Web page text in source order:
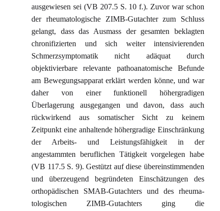
ausgewiesen sei (VB 207.5 S. 10 f.). Zuvor war schon
der rheumatologische ZIMB-Gutachter zum Schluss
gelangt, dass das Ausmass der gesamten beklagten
chronifizierten und sich weiter intensivierenden
Schmerzsymptomatik nicht adäquat durch
objektivierbare relevante pathoanatomische Befunde
am Bewegungsapparat erklärt werden könne, und war
daher von einer funktionell höhergradigen
Überlagerung ausgegangen und davon, dass auch
rückwirkend aus somatischer Sicht zu keinem
Zeitpunkt eine anhaltende höhergradige Einschränkung
der Arbeits- und Leistungsfähigkeit in der
angestammten beruflichen Tätigkeit vorgelegen habe
(VB 117.5 S. 9). Gestützt auf diese übereinstimmenden
und überzeugend begründeten Einschätzungen des
orthopädischen SMAB-Gutachters und des rheuma-
tologischen ZIMB-Gutachters ging die